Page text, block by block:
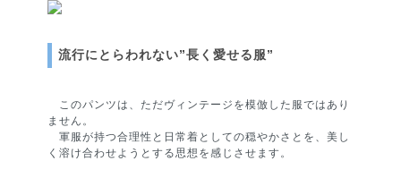
流行にとらわれない”長く愛せる服”
このパンツは、ただヴィンテージを模倣した服ではあり
ません。
軍服が持つ合理性と日常着としての穏やかさとを、美し
く溶け合わせようとする思想を感じさせます。